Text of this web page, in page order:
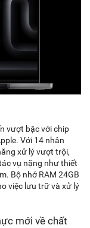
vượt bậc với chip
Với 14 nhân
xử lý vượt trội,
vụ nặng như thiết
Bộ nhớ RAM 24GB
việc lưu trữ và xử lý
mới về chất